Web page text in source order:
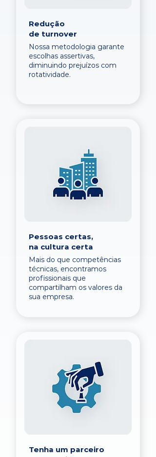
Redução
de turnover
Nossa metodologia garante
escolhas assertivas,
diminuindo prejuízos com
rotatividade.
Pessoas certas,
na cultura certa
Mais do que competências
técnicas, encontramos
profissionais que
compartilham os valores da
sua empresa.
Tenha um parceiro